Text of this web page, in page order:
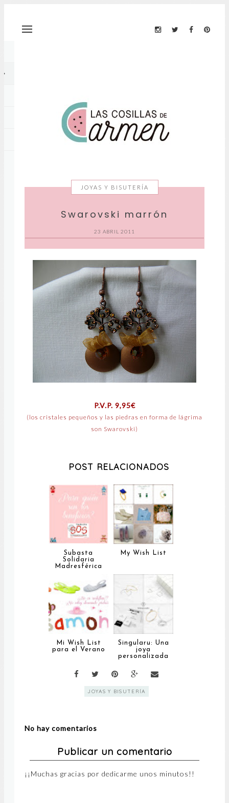
JOYAS Y BISUTERÍA
Swarovski marrón
23 ABRIL 2011
P.V.P. 9,95€
(los cristales pequeños y las piedras en forma de lágrima
son Swarovski)
POST RELACIONADOS
Subasta
Solidaria
Madresférica
My Wish List
Mi Wish List
para el Verano
Singularu: Una
joya
personalizada
JOYAS Y BISUTERÍA
No hay comentarios
Publicar un comentario
¡¡Muchas gracias por dedicarme unos minutos!!